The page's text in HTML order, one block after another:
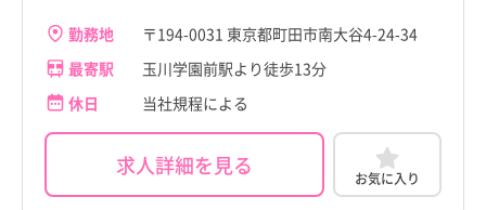
勤務地
〒194-0031 東京都町田市南大谷4-24-34
最寄駅
玉川学園前駅より徒歩13分
休日
当社規程による
求人詳細を見る お気に入り